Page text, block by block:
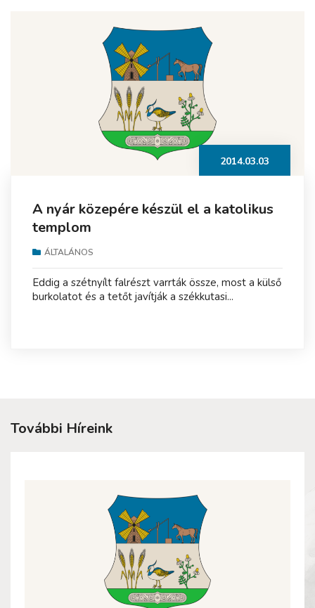
2014.03.03
A nyár közepére készül el a katolikus
templom
ÁLTALÁNOS
Eddig a szétnyílt falrészt varrták össze, most a külső
burkolatot és a tetőt javítják a székkutasi...
További Híreink